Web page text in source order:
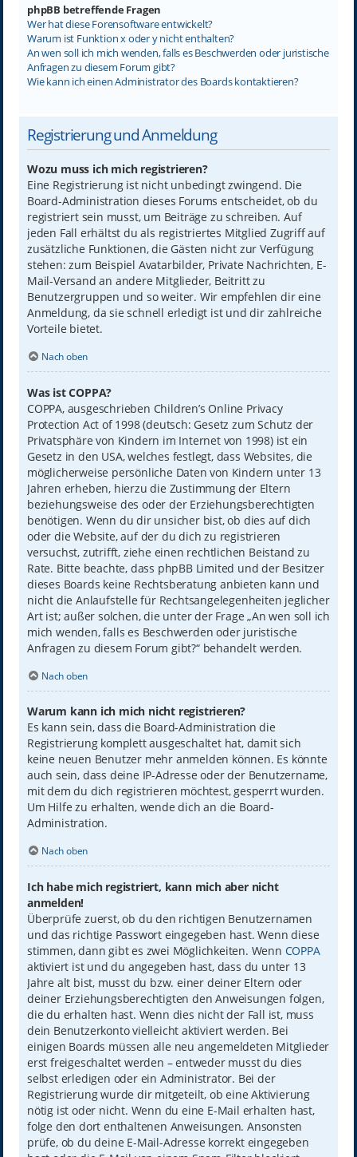
phpBB betreffende Fragen
Wer hat diese Forensoftware entwickelt?
Warum ist Funktion x oder y nicht enthalten?
An wen soll ich mich wenden, falls es Beschwerden oder juristische
Anfragen zu diesem Forum gibt?
Wie kann ich einen Administrator des Boards kontaktieren?
Registrierung und Anmeldung
Wozu muss ich mich registrieren?
Eine Registrierung ist nicht unbedingt zwingend. Die
Board-Administration dieses Forums entscheidet, ob du
registriert sein musst, um Beiträge zu schreiben. Auf
jeden Fall erhältst du als registriertes Mitglied Zugriff auf
zusätzliche Funktionen, die Gästen nicht zur Verfügung
stehen: zum Beispiel Avatarbilder, Private Nachrichten, E-
Mail-Versand an andere Mitglieder, Beitritt zu
Benutzergruppen und so weiter. Wir empfehlen dir eine
Anmeldung, da sie schnell erledigt ist und dir zahlreiche
Vorteile bietet.
Nach oben
Was ist COPPA?
COPPA, ausgeschrieben Children’s Online Privacy
Protection Act of 1998 (deutsch: Gesetz zum Schutz der
Privatsphäre von Kindern im Internet von 1998) ist ein
Gesetz in den USA, welches festlegt, dass Websites, die
möglicherweise persönliche Daten von Kindern unter 13
Jahren erheben, hierzu die Zustimmung der Eltern
beziehungsweise des oder der Erziehungsberechtigten
benötigen. Wenn du dir unsicher bist, ob dies auf dich
oder die Website, auf der du dich zu registrieren
versuchst, zutrifft, ziehe einen rechtlichen Beistand zu
Rate. Bitte beachte, dass phpBB Limited und der Besitzer
dieses Boards keine Rechtsberatung anbieten kann und
nicht die Anlaufstelle für Rechtsangelegenheiten jeglicher
Art ist; außer solchen, die unter der Frage „An wen soll ich
mich wenden, falls es Beschwerden oder juristische
Anfragen zu diesem Forum gibt?“ behandelt werden.
Nach oben
Warum kann ich mich nicht registrieren?
Es kann sein, dass die Board-Administration die
Registrierung komplett ausgeschaltet hat, damit sich
keine neuen Benutzer mehr anmelden können. Es könnte
auch sein, dass deine IP-Adresse oder der Benutzername,
mit dem du dich registrieren möchtest, gesperrt wurden.
Um Hilfe zu erhalten, wende dich an die Board-
Administration.
Nach oben
Ich habe mich registriert, kann mich aber nicht
anmelden!
Überprüfe zuerst, ob du den richtigen Benutzernamen
und das richtige Passwort eingegeben hast. Wenn diese
stimmen, dann gibt es zwei Möglichkeiten. Wenn COPPA
aktiviert ist und du angegeben hast, dass du unter 13
Jahre alt bist, musst du bzw. einer deiner Eltern oder
deiner Erziehungsberechtigten den Anweisungen folgen,
die du erhalten hast. Wenn dies nicht der Fall ist, muss
dein Benutzerkonto vielleicht aktiviert werden. Bei
einigen Boards müssen alle neu angemeldeten Mitglieder
erst freigeschaltet werden – entweder musst du dies
selbst erledigen oder ein Administrator. Bei der
Registrierung wurde dir mitgeteilt, ob eine Aktivierung
nötig ist oder nicht. Wenn du eine E-Mail erhalten hast,
folge den dort enthaltenen Anweisungen. Ansonsten
prüfe, ob du deine E-Mail-Adresse korrekt eingegeben